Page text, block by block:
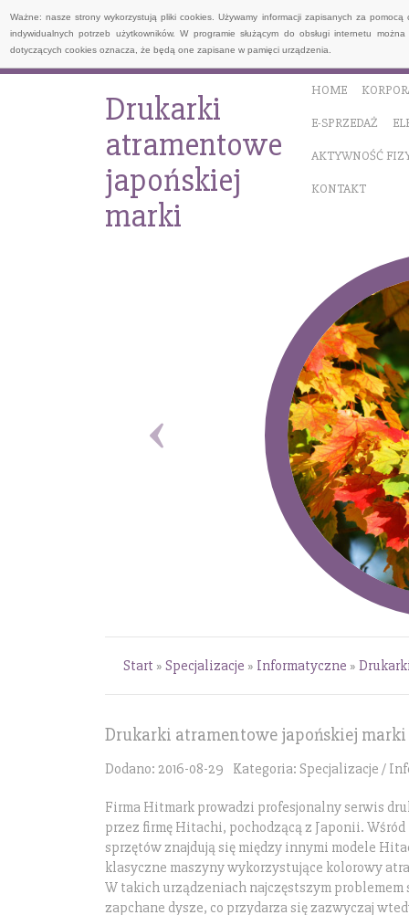
Ważne: nasze strony wykorzystują pliki cookies. Używamy informacji zapisanych za
indywidualnych potrzeb użytkowników. W programie służącym do obsługi internetu
dotyczących cookies oznacza, że będą one zapisane w pamięci urządzenia.
HOME
E-SPRZEDAŻ
AKTYWNOŚĆ
KONTAKT
Drukarki
atramentowe
japońskiej
marki
Start » Specjalizacje » Informatyczne »
Drukarki atramentowe japońskiej marki
Dodano: 2016-08-29 Kategoria: Specjalizacje /
Firma Hitmark prowadzi profesjonalny serwis
przez firmę Hitachi, pochodzącą z Japonii.
sprzętów znajdują się między innymi modele
klasyczne maszyny wykorzystujące kolorowy
W takich urządzeniach najczęstszym problemem
zapchane dysze, co przydarza się zazwyczaj